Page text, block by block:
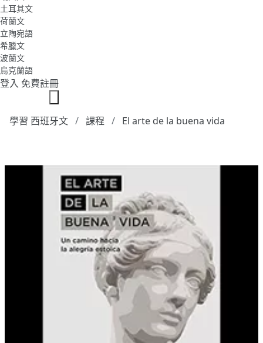
土耳其文
荷蘭文
立陶宛語
希臘文
波蘭文
烏克蘭語
登入 免費註冊
學習 西班牙文 課程 El arte de la buena vida